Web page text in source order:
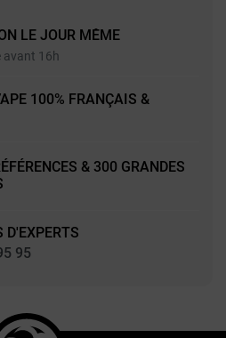
LE JOUR MÊME
avant 16h
100% FRANÇAIS &
& 300 GRANDES
D'EXPERTS
95